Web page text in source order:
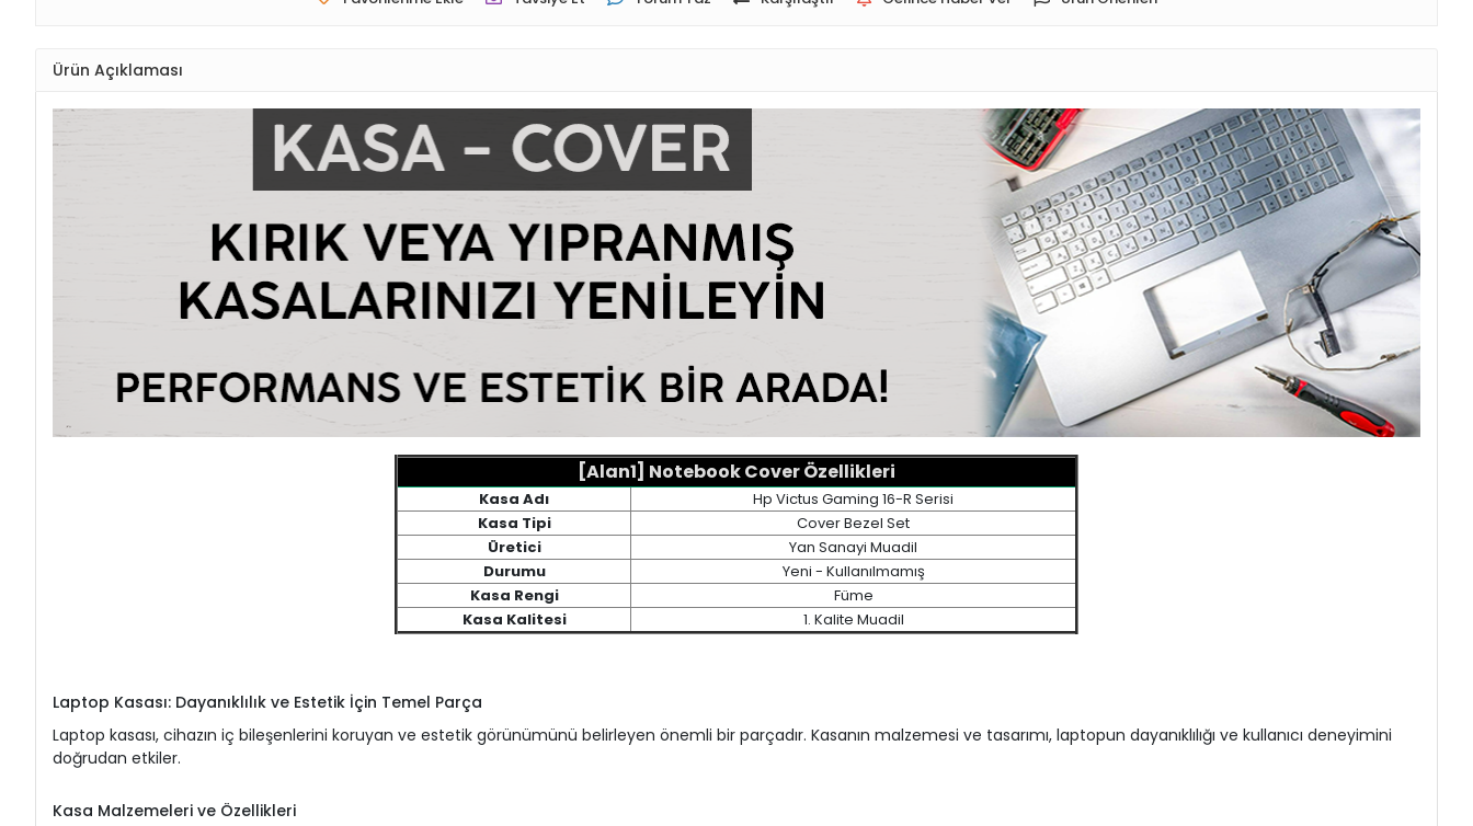
Ürün Açıklaması
[Alan1] Notebook Cover Özellikleri
Kasa Adı
Hp Victus Gaming 16-R Serisi
Kasa Tipi
Cover Bezel Set
Üretici
Yan Sanayi Muadil
Durumu
Yeni - Kullanılmamış
Kasa Rengi
Füme
Kasa Kalitesi
1. Kalite Muadil
Laptop Kasası: Dayanıklılık ve Estetik İçin Temel Parça
Laptop kasası, cihazın iç bileşenlerini koruyan ve estetik görünümünü belirleyen önemli bir parçadır. Kasanın malzemesi ve tasarımı, laptopun dayanıklılığı ve kullanıcı deneyimini
doğrudan etkiler.
Kasa Malzemeleri ve Özellikleri